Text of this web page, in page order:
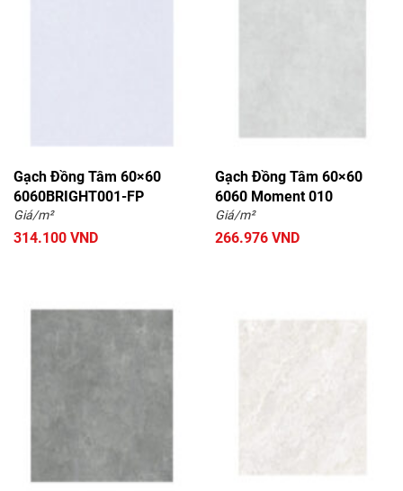
Gạch Đồng Tâm 60×60
6060BRIGHT001-FP
Giá/m²
314.100 VND
Gạch Đồng Tâm 60×60
6060 Moment 010
Giá/m²
266.976 VND